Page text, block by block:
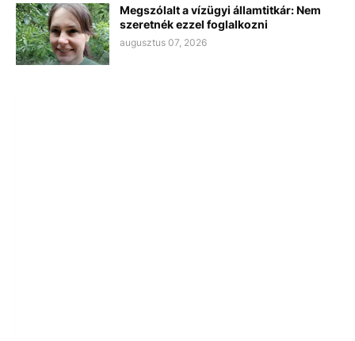
Megszólalt a vízügyi államtitkár: Nem
szeretnék ezzel foglalkozni
augusztus 07, 2026